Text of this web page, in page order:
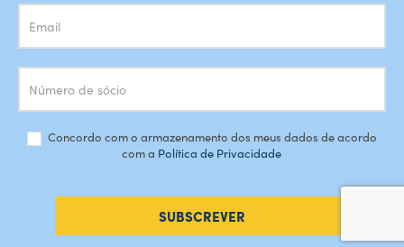
Concordo com o armazenamento dos meus dados de acordo
com a Política de Privacidade
SUBSCREVER